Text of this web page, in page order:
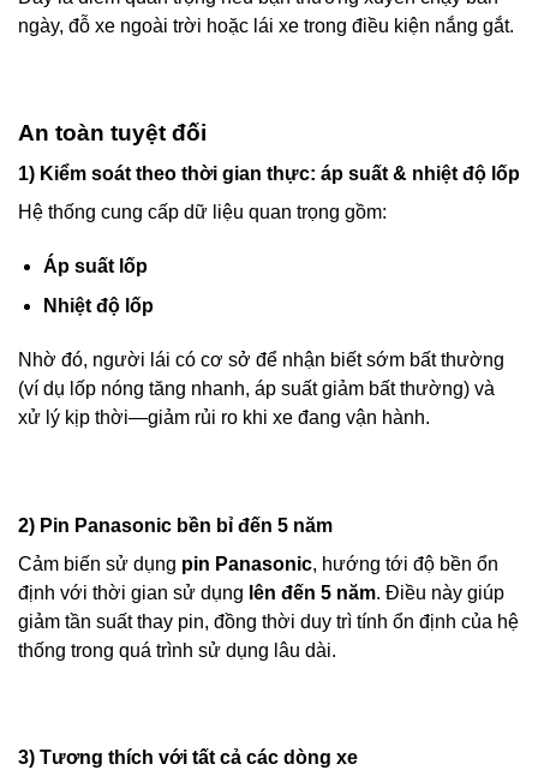
ngày, đỗ xe ngoài trời hoặc lái xe trong điều kiện nắng gắt.
An toàn tuyệt đối
1) Kiểm soát theo thời gian thực: áp suất & nhiệt độ lốp
Hệ thống cung cấp dữ liệu quan trọng gồm:
Áp suất lốp
Nhiệt độ lốp
Nhờ đó, người lái có cơ sở để nhận biết sớm bất thường
(ví dụ lốp nóng tăng nhanh, áp suất giảm bất thường) và
xử lý kịp thời—giảm rủi ro khi xe đang vận hành.
2) Pin Panasonic bền bỉ đến 5 năm
Cảm biến sử dụng pin Panasonic, hướng tới độ bền ổn
định với thời gian sử dụng lên đến 5 năm. Điều này giúp
giảm tần suất thay pin, đồng thời duy trì tính ổn định của hệ
thống trong quá trình sử dụng lâu dài.
3) Tương thích với tất cả các dòng xe